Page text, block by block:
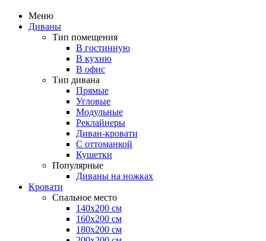
Меню
Диваны
Тип помещения
В гостинную
В кухню
В офис
Тип дивана
Прямые
Угловые
Модульные
Реклайнеры
Диван-кровати
С оттоманкой
Кушетки
Популярные
Диваны на ножках
Кровати
Спальное место
140х200 см
160х200 см
180х200 см